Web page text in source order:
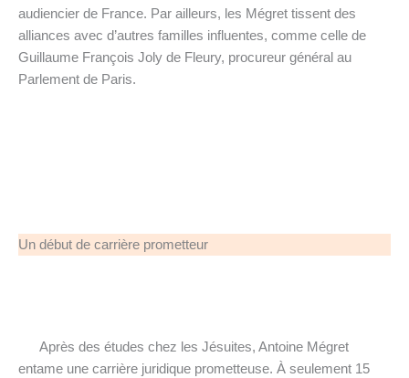
audiencier de France. Par ailleurs, les Mégret tissent des
alliances avec d’autres familles influentes, comme celle de
Guillaume François Joly de Fleury, procureur général au
Parlement de Paris.
Un début de carrière prometteur
Après des études chez les Jésuites, Antoine Mégret
entame une carrière juridique prometteuse. À seulement 15